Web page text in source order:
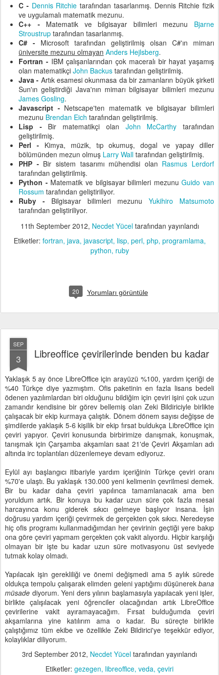
C - Dennis Ritchie tarafından tasarlanmış. Dennis Ritchie fizik
ve uygulamalı matematik mezunu.
C++ -Matematik ve bilgisayar bilimleri mezunu Bjarne
Stroustrup tarafından tasarlanmış.
C# - Microsoft tarafından geliştirilmiş olsan C#'ın mimarı
üniversite mezunu olmayan Anders Hejlsberg.
Fortran -IBM çalışanlarından çok maceralı bir hayat yaşamış
olan matematikçi John Backus tarafından geliştirilmiş.
Java - Artık esamesi okunmasa da bir zamanların büyük şirketi
Sun'ın geliştirdiği Java'nın mimarı bilgisayar bilimleri mezunu
James Gosling.
Javascript -Netscape'ten matematik ve bilgisayar bilimleri
mezunu Brendan Eich tarafından geliştirilmiş.
Lisp -Bir matematikçi olan John McCarthy tarafından
geliştirilmiş.
Perl -Kimya, müzik, tıp okumuş, dogal ve yapay diller
bölümünden mezun olmuş Larry Wall tarafından geliştirilmiş.
PHP -Bir sistem tasarımı mühendisi olan Rasmus Lerdorf
tarafından geliştirilmiş.
Python -Matematik ve bilgisayar bilimleri mezunuGuido van
Rossum tarafından geliştiriliyor.
Ruby - Bilgisayar bilimleri mezunu Yukihiro Matsumoto
tarafından geliştiriliyor.
11th September 2012, Necdet Yüceltarafından yayınlandı
Etiketler: fortran java javascript lisp perl php programlama
python ruby
20 Yorumları görüntüle
SEP
3 Libreoffice çevirilerinde benden bu kadar
Yaklaşık 5 ay önce LibreOffice için arayüzü %100, yardım içeriği de
%40 Türkçe diye yazmıştım. Ofis paketinin en fazla lisans bedeli
ödenen yazılımlardan biri olduğunu bildiğim için çeviri işini çok uzun
zamandır kendisine bir görev bellemiş olan Zeki Bildiriciyle birlikte
çalışacak bir ekip kurmaya çalıştık. Dönem dönem sayısı değişse de
şimdilerde yaklaşık 5-6 kişilik bir ekip fırsat buldukça LibreOffice için
çeviri yapıyor. Çeviri konusunda birbirimize danışmak, konuşmak,
tanışmak için Çarşamba akşamları saat 21'de Çeviri Akşamları adı
altında irc toplantıları düzenlemeye devam ediyoruz.
Eylül ayı başlangıcı itibariyle yardım içeriğinin Türkçe çeviri oranı
%70'e ulaştı. Bu yaklaşık 130.000 yeni kelimenin çevrilmesi demek.
Bir bu kadar daha çeviri yapılınca tamamlanacak ama ben
yoruldum artık. Bir konuya bu kadar uzun süre çok fazla mesai
harcayınca konu giderek sıkıcı gelmeye başlıyor insana. İşin
doğrusu yardım içeriği çevirmek de gerçekten çok sıkıcı. Neredeyse
hiç ofis programı kullanmadığımdan her çevirinin geçtiği yere bakıp
ona göre çeviri yapmam gerçekten çok vakit alıyordu. Hiçbir karşılığı
olmayan bir işte bu kadar uzun süre motivasyonu üst seviyede
tutmak kolay olmadı.
Yapılacak işin gerekliliği ve önemi değişmedi ama 5 aylık sürede
oldukça tempolu çalışarak elimden geleni yaptığımı düşünerek bana
müsade diyorum. Yeni ders yılının başlamasıyla yapılacak yeni işler,
birlikte çalışılacak yeni öğrenciler olacağından artık LibreOffice
çevirilerine vakit ayıramayacağım. Fırsat bulduğumda çeviri
akşamlarına yine katılırım ama o kadar. Bu süreçte birlikte
çalıştığımız tüm ekibe ve özellikle Zeki Bildirici'ye teşekkür ediyor,
kolaylıklar diliyorum.
3rd September 2012, Necdet Yücel tarafından yayınlandı
Etiketler: gezegen libreoffice veda çeviri